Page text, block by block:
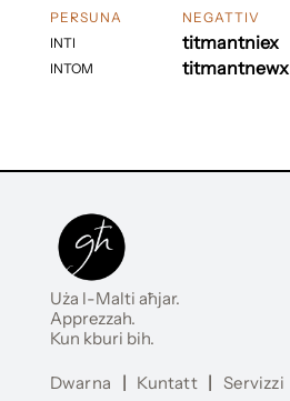
PERSUNA
INTI
INTOM
NEGATTIV
titmantniex
titmantnewx
Uża l-Malti aħjar.
Apprezzah.
Kun kburi bih.
Dwarna | Kuntatt | Servizzi